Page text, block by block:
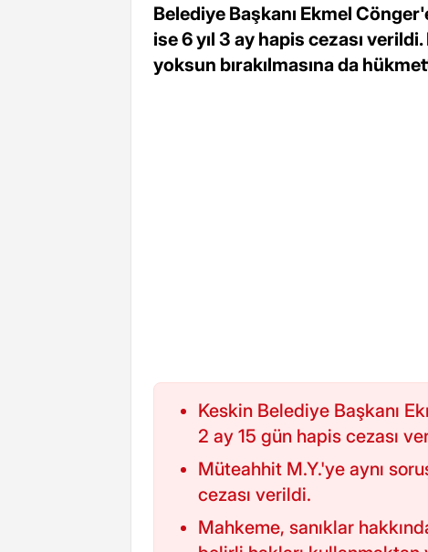
Belediye Başkanı Ekmel
ise 6 yıl 3 ay hapis cezası
yoksun bırakılmasına da
Keskin Belediye Başkanı
2 ay 15 gün hapis cezası
Müteahhit M.Y.'ye aynı
cezası verildi.
Mahkeme, sanıklar